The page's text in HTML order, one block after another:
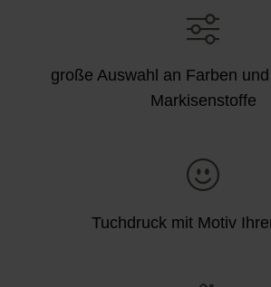
große Auswahl an Farben
Markisenstoffe
Tuchdruck mit Motiv